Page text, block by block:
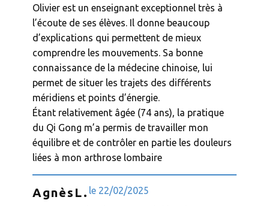
Olivier est un enseignant exceptionnel très à
l’écoute de ses élèves. Il donne beaucoup
d’explications qui permettent de mieux
comprendre les mouvements. Sa bonne
connaissance de la médecine chinoise, lui
permet de situer les trajets des différents
méridiens et points d’énergie.
Étant relativement âgée (74 ans), la pratique
du Qi Gong m’a permis de travailler mon
équilibre et de contrôler en partie les douleurs
liées à mon arthrose lombaire
Agnès L. le ​22/02/2025